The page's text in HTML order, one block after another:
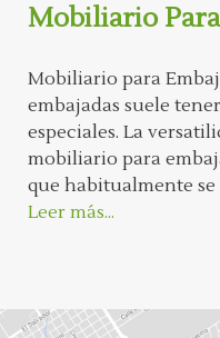
Mobiliario
Mobiliario para
embajadas suele
especiales. La
mobiliario para
que habitualmente se
Leer más...